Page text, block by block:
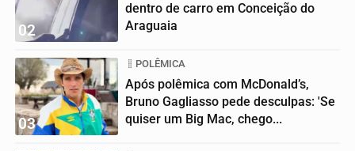
02
dentro de carro em Conceição do
Araguaia
03
POLÊMICA
Após polêmica com McDonald’s,
Bruno Gagliasso pede desculpas: 'Se
quiser um Big Mac, chego...